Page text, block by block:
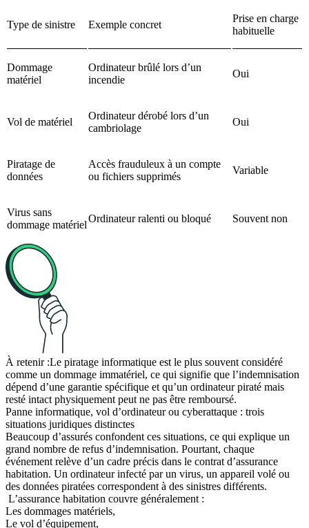
Type de sinistre Exemple concret
Prise en charge
habituelle
Dommage
matériel
Ordinateur brûlé lors d’un
incendie
Oui
Vol de matériel
Ordinateur dérobé lors d’un
cambriolage
Oui
Piratage de
données
Accès frauduleux à un compte
ou fichiers supprimés
Variable
Virus sans
dommage matériel
Ordinateur ralenti ou bloqué Souvent non
À retenir :Le piratage informatique est le plus souvent considéré
comme un dommage immatériel, ce qui signifie que l’indemnisation
dépend d’une garantie spécifique et qu’un ordinateur piraté mais
resté intact physiquement peut ne pas être remboursé.
Panne informatique, vol d’ordinateur ou cyberattaque : trois
situations juridiques distinctes
Beaucoup d’assurés confondent ces situations, ce qui explique un
grand nombre de refus d’indemnisation. Pourtant, chaque
événement relève d’un cadre précis dans le contrat d’assurance
habitation. Un ordinateur infecté par un virus, un appareil volé ou
des données piratées correspondent à des sinistres différents.
L’assurance habitation couvre généralement :
Les dommages matériels,
Le vol d’équipement,